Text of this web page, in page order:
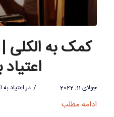
کمک به الکلی
جولای 11, 2022 / در اعتیاد به
ادامه مطلب